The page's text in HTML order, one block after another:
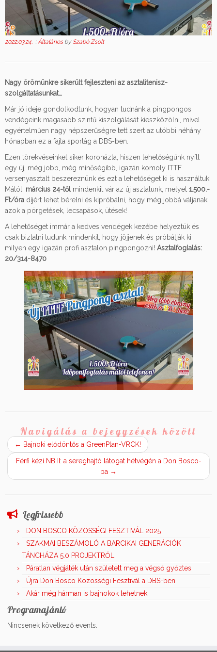
2022.03.24. :Általános by Szabó Zsolt
Nagy örömünkre sikerült fejleszteni az asztalitenisz-
szolgáltatásunkat…
Már jó ideje gondolkodtunk, hogyan tudnánk a pingpongos
vendégeink magasabb szintű kiszolgálását kieszközölni, mivel
egyértelműen nagy népszerűségre tett szert az utóbbi néhány
hónapban ez a fajta sportág a DBS-ben.
Ezen törekvéseinket siker koronázta, hiszen lehetőségünk nyílt
egy új, még jobb, még minőségibb, igazán komoly ITTF
versenyasztalt beszereznünk és ezt a lehetőséget ki is használtuk!
Mától, március 24-től mindenkit vár az új asztalunk, melyet 1.500.-
Ft/óra díjért lehet bérelni és kipróbálni, hogy még jobbá váljanak
azok a pörgetések, lecsapások, ütések!
A lehetőséget immár a kedves vendégek kezébe helyeztük és
csak biztatni tudunk mindenkit, hogy jöjjenek és próbálják ki
milyen egy igazán profi asztalon pingpongozni! Asztalfoglalás:
20/314-8470
Navigálás a bejegyzések között
← Bajnoki elődöntős a GreenPlan-VRCK!
Férfi kézi NB II: a sereghajtó látogat hétvégén a Don Bosco-
ba →
Legfrissebb
DON BOSCO KÖZÖSSÉGI FESZTIVÁL 2025
SZAKMAI BESZÁMOLÓ A BARCIKAI GENERÁCIÓK
TÁNCHÁZA 5.0 PROJEKTRŐL
Páratlan végjáték után született meg a végső győztes
Újra Don Bosco Közösségi Fesztivál a DBS-ben
Akár még hárman is bajnokok lehetnek
Programajánló
Nincsenek következő events.